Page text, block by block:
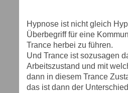
Hypnose ist nicht gleich
Überbegriff für eine
Trance herbei zu führen.
Und Trance ist sozusagen
Arbeitszustand und mit
dann in diesem Trance
das ist dann der